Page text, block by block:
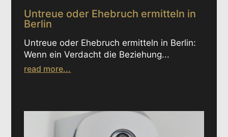
Untreue oder Ehebruch ermitteln in
Berlin
Untreue oder Ehebruch ermitteln in Berlin:
Wenn ein Verdacht die Beziehung...
read more...